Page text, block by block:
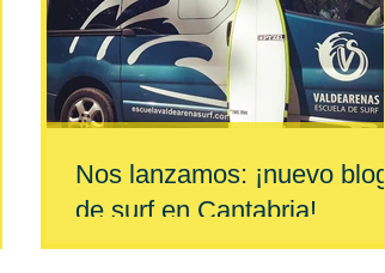
Nos lanzamos: ¡nuevo blog
de surf en Cantabria!